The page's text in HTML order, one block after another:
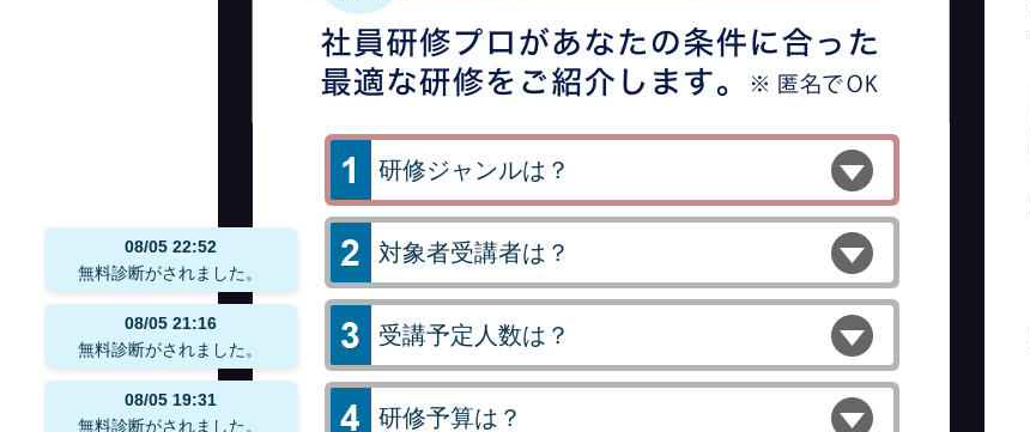
08/0522:52
無料診断がされました。
08/0521:16
無料診断がされました。
08/0519:31
無料診断がされました。
研修ジャンルは？
対象者受講者は？
受講予定人数は？
研修予算は？